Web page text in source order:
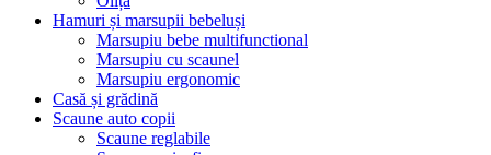
Hamuri și marsupii bebeluși
Marsupiu bebe multifunctional
Marsupiu cu scaunel
Marsupiu ergonomic
Casă și grădină
Scaune auto copii
Scaune reglabile